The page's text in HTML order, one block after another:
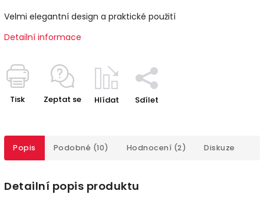
Velmi elegantní design a praktické použití
Detailní informace
Tisk Zeptat se Hlídat Sdílet
Popis Podobné (10) Hodnocení (2) Diskuze
Detailní popis produktu